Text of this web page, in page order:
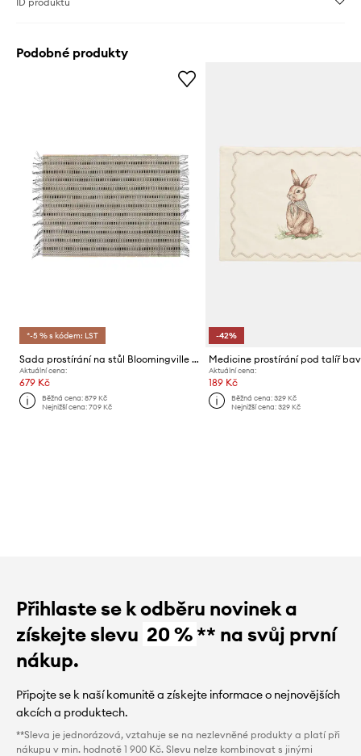
Podobné produkty
*-5 % s kódem: LST
Sada prostírání na stůl Bloomingville Mendo 45 x 45 cm 4-pack
Aktuální cena:
679 Kč
Běžná cena:879 Kč
Nejnižší cena:709 Kč
-42%
Medicine prostírání pod talíř
Aktuální cena:
189 Kč
Běžná cena: 329 Kč
Nejnižší cena: 329 Kč
Přihlaste se k odběru novinek a
získejte slevu 20 %** na svůj první
nákup.
Připojte se k naší komunitě a získejte informace o nejnovějších
akcích a produktech.
**Sleva je jednorázová, vztahuje se na nezlevněné produkty a platí při
nákupu v min. hodnotě 1 900 Kč. Slevu nelze kombinovat s jinými